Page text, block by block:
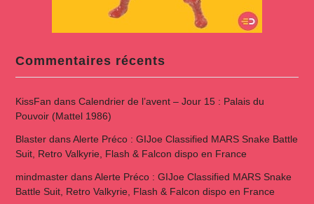
Commentaires récents
KissFan dans Calendrier de l’avent – Jour 15 : Palais du
Pouvoir (Mattel 1986)
BlasterdansAlerte Préco : GIJoe Classified MARS Snake Battle
Suit, Retro Valkyrie, Flash & Falcon dispo en France
mindmasterdansAlerte Préco : GIJoe Classified MARS Snake
Battle Suit, Retro Valkyrie, Flash & Falcon dispo en France